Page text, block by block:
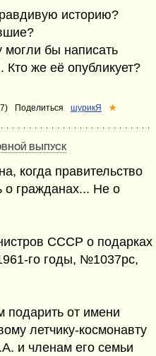
историю?
могли бы написать
же её опубликует?
Поделиться шурикЯ ★
ВЫПУСК
когда правительство
о гражданах... Не о
СССР о подарках
го годы, №1037рс,
подарить от имени
летчику-космонавту
и членам его семьи